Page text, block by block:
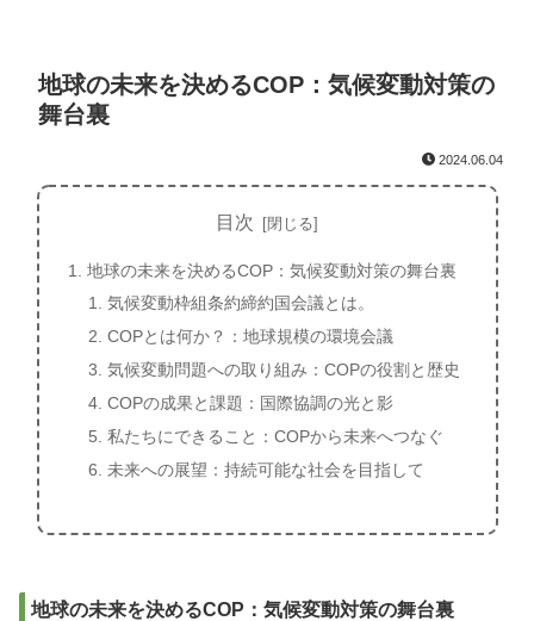
地球の未来を決めるCOP：気候変動対策の
舞台裏
2024.06.04
目次
地球の未来を決めるCOP：気候変動対策の舞台裏
気候変動枠組条約締約国会議とは。
COPとは何か？：地球規模の環境会議
気候変動問題への取り組み：COPの役割と歴史
COPの成果と課題：国際協調の光と影
私たちにできること：COPから未来へつなぐ
未来への展望：持続可能な社会を目指して
地球の未来を決めるCOP：気候変動対策の舞台裏